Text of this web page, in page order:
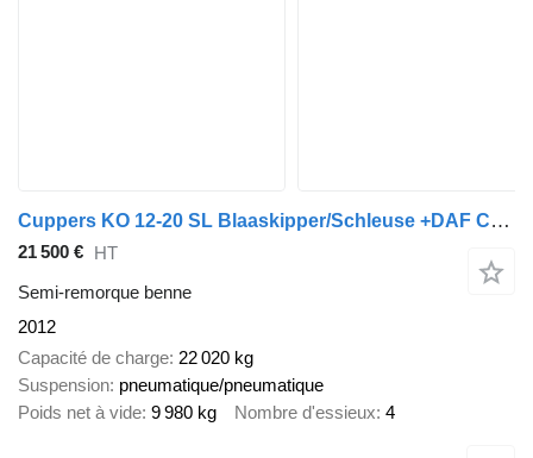
Cuppers KO 12-20 SL Blaaskipper/Schleuse +DAF CF 3 Compartimenten
21 500 € HT
Semi-remorque benne
2012
Capacité de charge 22 020 kg
Suspension pneumatique/pneumatique
Poids net à vide 9 980 kg Nombre d'essieux 4